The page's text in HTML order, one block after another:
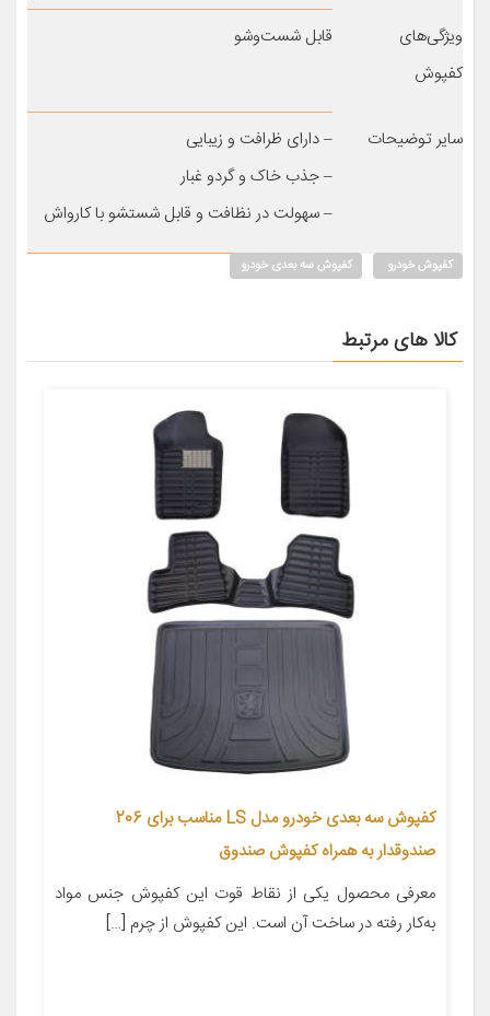
ویژگی‌های
کفپوش
قابل شست‌وشو
سایر توضیحات
– دارای ظرافت و زیبایی
– جذب خاک و گردو غبار
– سهولت در نظافت و قابل شستشو با کارواش
کفپوش خودرو کفپوش سه بعدی خودرو
کالا های مرتبط
کفپوش سه بعدی خودرو مدل LS مناسب برای 206
صندوقدار به همراه کفپوش صندوق
معرفی محصول یکی از نقاط قوت این کفپوش جنس مواد
به‌کار رفته در ساخت آن است. این کفپوش از چرم […]